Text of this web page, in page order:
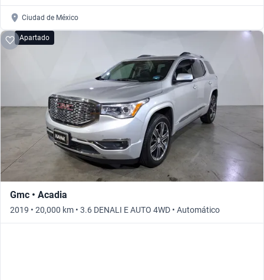
Ciudad de México
Apartado
Gmc • Acadia
2019 • 20,000 km • 3.6 DENALI E AUTO 4WD • Automático